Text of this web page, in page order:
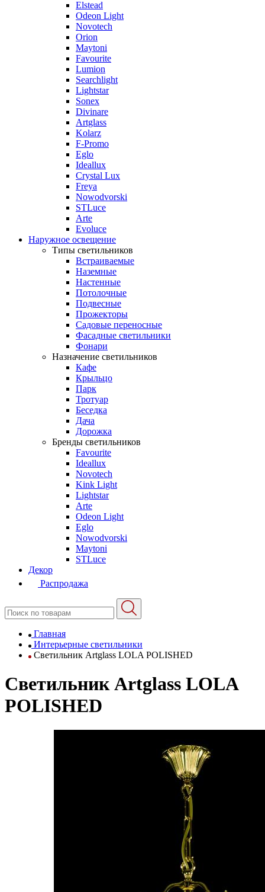
Elstead
Odeon Light
Novotech
Orion
Maytoni
Favourite
Lumion
Searchlight
Lightstar
Sonex
Divinare
Artglass
Kolarz
F-Promo
Eglo
Ideallux
Crystal Lux
Freya
Nowodvorski
STLuce
Arte
Evoluce
Наружное освещение
Типы светильников
Встраиваемые
Наземные
Настенные
Потолочные
Подвесные
Прожекторы
Садовые переносные
Фасадные светильники
Фонари
Назначение светильников
Кафе
Крыльцо
Парк
Тротуар
Беседка
Дача
Дорожка
Бренды светильников
Favourite
Ideallux
Novotech
Kink Light
Lightstar
Arte
Odeon Light
Eglo
Nowodvorski
Maytoni
STLuce
Декор
Распродажа
Главная
Интерьерные светильники
Светильник Artglass LOLA POLISHED
Светильник Artglass LOLA
POLISHED